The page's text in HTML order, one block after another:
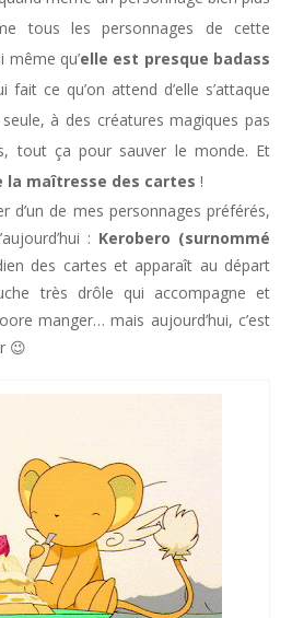
tous les personnages de cette
même qu’elle est presque badass
ce qu’on attend d’elle s’attaque
à des créatures magiques pas
tout ça pour sauver le monde. Et
la maîtresse des cartes !
d’un de mes personnages préférés,
: Kerobero (surnommé
des cartes et apparaît au départ
très drôle qui accompagne et
manger… mais aujourd’hui, c’est
😉